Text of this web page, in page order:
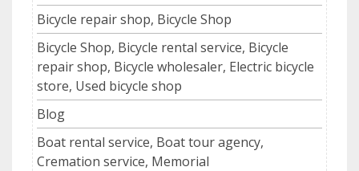
Bicycle repair shop, Bicycle Shop
Bicycle Shop, Bicycle rental service, Bicycle
repair shop, Bicycle wholesaler, Electric bicycle
store, Used bicycle shop
Blog
Boat rental service, Boat tour agency,
Cremation service, Memorial